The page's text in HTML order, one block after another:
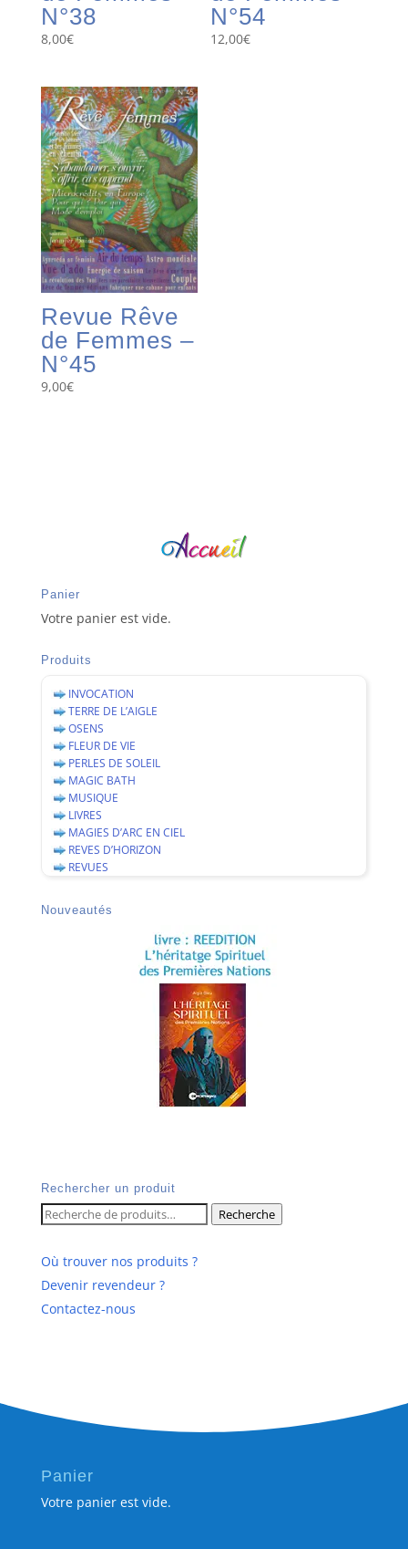
N°38
8,00€
N°54
12,00€
Revue Rêve
de Femmes –
N°45
9,00€
Panier
Votre panier est vide.
Produits
INVOCATION
TERRE DE L’AIGLE
OSENS
FLEUR DE VIE
PERLES DE SOLEIL
MAGIC BATH
MUSIQUE
LIVRES
MAGIES D’ARC EN CIEL
REVES D’HORIZON
REVUES
Nouveautés
Rechercher un produit
Recherche
pour :
Recherche
Où trouver nos produits ?
Devenir revendeur ?
Contactez-nous
Panier
Votre panier est vide.